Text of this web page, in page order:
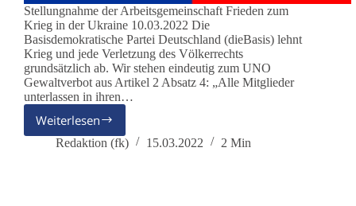
Stellungnahme der Arbeitsgemeinschaft Frieden zum
Krieg in der Ukraine 10.03.2022 Die
Basisdemokratische Partei Deutschland (dieBasis) lehnt
Krieg und jede Verletzung des Völkerrechts
grundsätzlich ab. Wir stehen eindeutig zum UNO
Gewaltverbot aus Artikel 2 Absatz 4: „Alle Mitglieder
unterlassen in ihren…
Weiterlesen
AG
Frieden:
Redaktion (fk) 15.03.2022 2 Min